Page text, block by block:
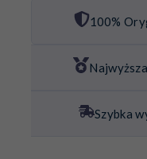
100%
Szybka